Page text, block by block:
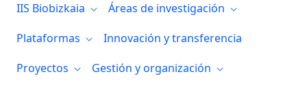
IIS Biobizkaia
Áreas de investigación
Plataformas
Innovación y transferencia
Proyectos
Gestión y organización